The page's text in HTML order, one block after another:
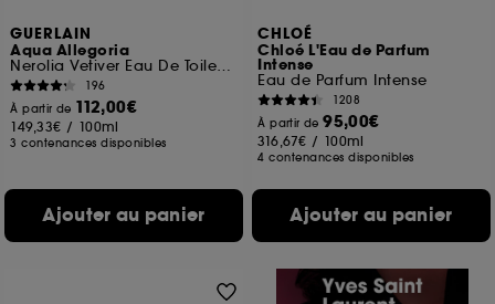
GUERLAIN
Aqua Allegoria
Nerolia Vetiver Eau De Toilette
196
À partir de 112,00€
149,33€ / 100ml
3 contenances disponibles
Ajouter au panier
CHLOÉ
Chloé L'Eau de Parfum
Intense
Eau de Parfum Intense
1208
À partir de95,00€
316,67€ / 100ml
4 contenances disponibles
Ajouter au panier